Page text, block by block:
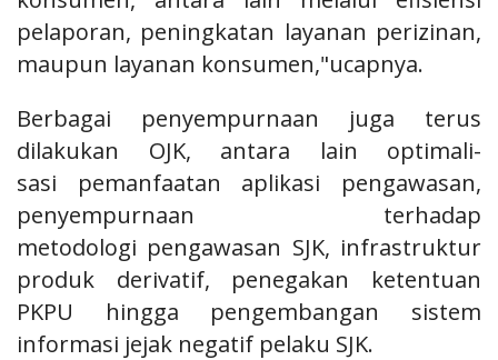
pelaporan, peningkatan layanan perizinan,
maupun layanan konsumen,"ucapnya.
Berbagai penyempurnaan juga terus
dilakukan OJK, antara lain optimali-
sasi pemanfaatan aplikasi pengawasan,
penyempurnaan terhadap
metodologi pengawasan SJK, infrastruktur
produk derivatif, penegakan ketentuan
PKPU hingga pengembangan sistem
informasi jejak negatif pelaku SJK.